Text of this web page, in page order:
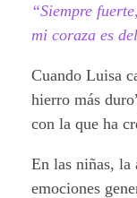
“Siempre
mi coraza es
Cuando Luisa
hierro más
con la que ha
En las niñas, la
emociones